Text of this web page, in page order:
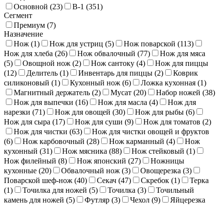
Основной (23) В-1 (351)
Сегмент
Премиум (7)
Назначение
Нож (1) Нож для устриц (5) Нож поварской (113)
Нож для хлеба (26) Нож обвалочный (77)
Нож для мяса
(5) Овощной нож (2) Нож сантоку (4)
Нож для пиццы
(12) Делитель (1) Инвентарь для пиццы (2)
Коврик
силиконовый (1) Кухонный нож (6) Ложка кухонная (1)
Магнитный держатель (2) Мусат (20) Набор ножей (38)
Нож для выпечки (16) Нож для масла (4)
Нож для
нарезки (71) Нож для овощей (30) Нож для рыбы (6)
Нож для сыра (17) Нож для суши (9) Нож для томатов (2)
Нож для чистки (63)
Нож для чистки овощей и фруктов
(6) Нож карбовочный (28) Нож карманный (4)
Нож
кухонный (31) Нож мясника (88) Нож стейковый (1)
Нож филейный (8) Нож японский (27)
Ножницы
кухонные (20) Обвалочный нож (3) Овощерезка (3)
Поварской шеф-нож (40) Секач (47) Скребок (1)
Терка
(1) Точилка для ножей (5) Точилка (3)
Точильный
камень для ножей (5) Футляр (3) Чехол (9)
Яйцерезка